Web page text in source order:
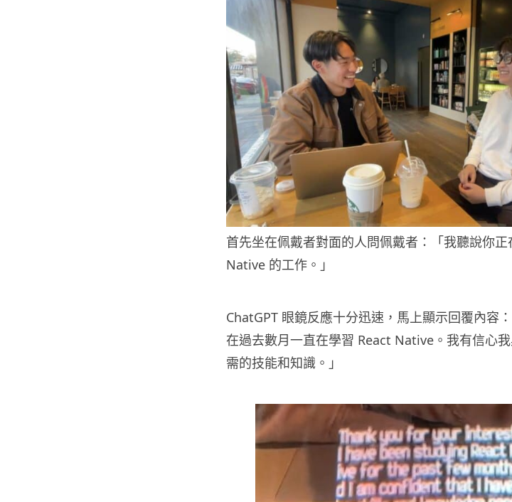
首先坐在佩戴者對面的人問佩戴者：「我聽說你
Native 的工作。」
ChatGPT 眼鏡反應十分迅速，馬上顯示回覆內容
在過去數月一直在學習 React Native。我有信心
需的技能和知識。」